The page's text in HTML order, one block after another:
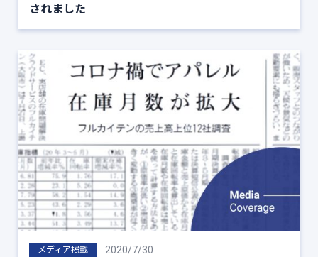
されました
メディア掲載 2020/7/30